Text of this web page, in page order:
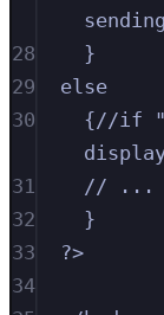
28
}
29
else
30
{//if
31
// ...
32
}
33
?>
34